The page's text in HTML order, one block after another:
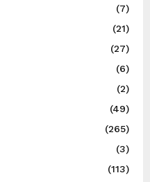
(7)
(21)
(27)
(6)
(2)
(49)
(265)
(3)
(113)